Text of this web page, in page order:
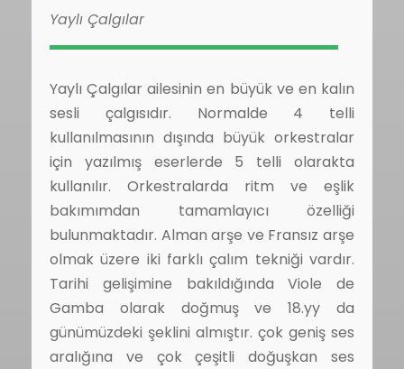
Yaylı Çalgılar
Yaylı Çalgılar ailesinin en büyük ve en kalın
sesli çalgısıdır. Normalde 4 telli
kullanılmasının dışında büyük orkestralar
için yazılmış eserlerde 5 telli olarakta
kullanılır. Orkestralarda ritm ve eşlik
bakımımdan tamamlayıcı özelliği
bulunmaktadır. Alman arşe ve Fransız arşe
olmak üzere iki farklı çalım tekniği vardır.
Tarihi gelişimine bakıldığında Viole de
Gamba olarak doğmuş ve 18.yy da
günümüzdeki şeklini almıştır. çok geniş ses
aralığına ve çok çeşitli doğuşkan ses